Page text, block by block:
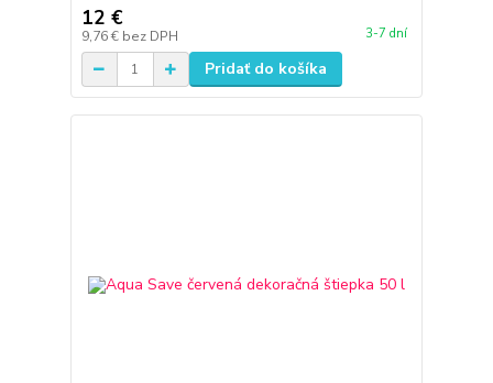
12 €
9,76 € bez DPH 3-7 dní
Pridať do košíka